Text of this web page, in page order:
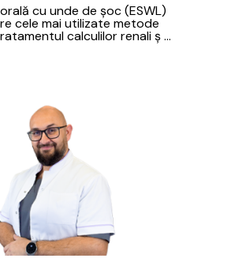
cu unde de șoc (ESWL)
cele mai utilizate metode
calculilor renali ș ...